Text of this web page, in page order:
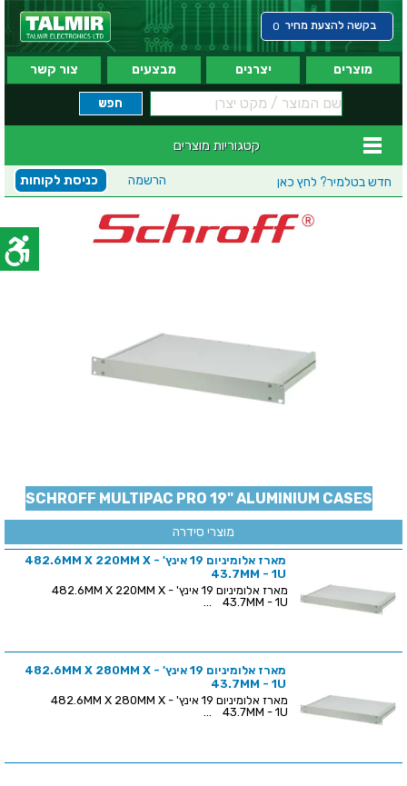
בקשה להצעת מחיר 0
מוצרים יצרנים מבצעים צור קשר
קטגוריות מוצרים
חדש בטלמיר? לחץ כאן כניסת לקוחות הרשמה
SCHROFF MULTIPAC PRO 19" ALUMINIUM CASES
מוצרי סידרה
מארז אלומיניום 19 אינץ' - 482.6MM X 220MM X
43.7MM - 1U
מארז אלומיניום 19 אינץ' - 482.6MM X 220MM X
43.7MM - 1U ...
מארז אלומיניום 19 אינץ' - 482.6MM X 280MM X
43.7MM - 1U
מארז אלומיניום 19 אינץ' - 482.6MM X 280MM X
43.7MM - 1U ...